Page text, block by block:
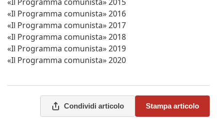
«Il Programma comunista» 2015
«Il Programma comunista» 2016
«Il Programma comunista» 2017
«Il Programma comunista» 2018
«Il Programma comunista» 2019
«Il Programma comunista» 2020
Condividi articolo Stampa articolo